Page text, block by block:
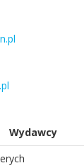
Wydawcy